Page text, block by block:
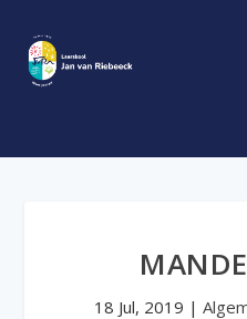
18 Jul, 2019 |